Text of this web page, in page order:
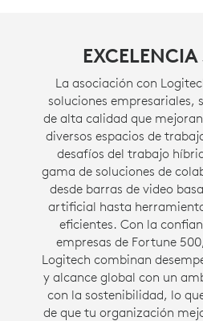
La asociación con
soluciones empresariales,
de alta calidad que
diversos espacios de
desafíos del trabajo
gama de soluciones de
desde barras de video
artificial hasta
eficientes. Con la
empresas de Fortune
Logitech combinan
y alcance global con un
con la sostenibilidad, lo
de que tu organización